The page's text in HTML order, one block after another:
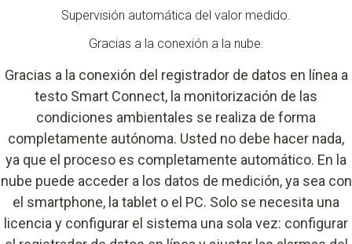
Supervisión automática del valor medido.
Gracias a la conexión a la nube.
Gracias a la conexión del registrador de datos en línea a
testo Smart Connect, la monitorización de las
condiciones ambientales se realiza de forma
completamente autónoma. Usted no debe hacer nada,
ya que el proceso es completamente automático. En la
nube puede acceder a los datos de medición, ya sea con
el smartphone, la tablet o el PC. Solo se necesita una
licencia y configurar el sistema una sola vez: configurar